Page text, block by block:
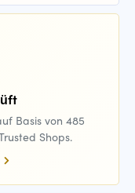
Basis von 485
Shops.